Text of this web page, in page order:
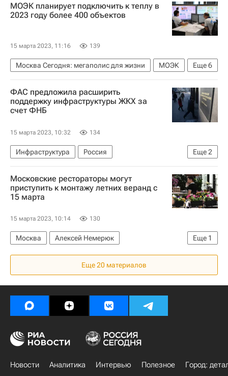
Россия
Капремонт
Школы
Социальная инфраструктура
МОЭК планирует подключить к теплу в
2023 году более 400 объектов
15 марта 2023, 11:16 139
Еще6
Москва Сегодня: мегаполис для жизни
МОЭК
Газпром энергохолдинг
Москва
Городское хозяйство Москвы
Комплекс городского хозяйства Москвы
ЖКХ
Теплоснабжение
ФАС предложила расширить
поддержку инфраструктуры ЖКХ за
счет ФНБ
15 марта 2023, 10:32 134
Еще2
Инфраструктура
Россия
Федеральная антимонопольная служба (ФАС России)
ЖКХ
Московские рестораторы могут
приступить к монтажу летних веранд с
15 марта
15 марта 2023, 10:14 130
Еще 1
Москва
Алексей Немерюк
Коммерческая недвижимость
Еще 20 материалов
Новости Аналитика Интервью Полезное
Город: